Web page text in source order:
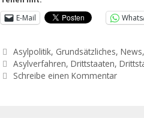
E-Mail
Asylpolitik, Grundsätzliches,News,
Asylverfahren,Drittstaaten,
Schreibe einen Kommentar